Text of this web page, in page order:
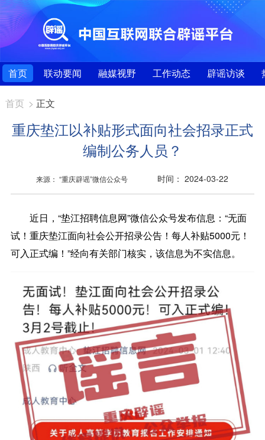
首页 联动要闻 融媒视野 工作动态 辟谣访谈
首页 > 正文
重庆垫江以补贴形式面向社会招录正式
编制公务人员？
来源： “重庆辟谣”微信公众号 时间： 2024-03-22
近日，“垫江招聘信息网”微信公众号发布信息：“无面
试！重庆垫江面向社会公开招录公告！每人补贴5000元！
可入正式编！”经向有关部门核实，该信息为不实信息。